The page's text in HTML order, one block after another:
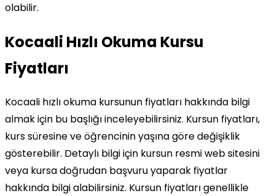
olabilir.
Kocaali Hızlı Okuma Kursu
Fiyatları
Kocaali hızlı okuma kursunun fiyatları hakkında bilgi
almak için bu başlığı inceleyebilirsiniz. Kursun fiyatları,
kurs süresine ve öğrencinin yaşına göre değişiklik
gösterebilir. Detaylı bilgi için kursun resmi web sitesini
veya kursa doğrudan başvuru yaparak fiyatlar
hakkında bilgi alabilirsiniz. Kursun fiyatları genellikle